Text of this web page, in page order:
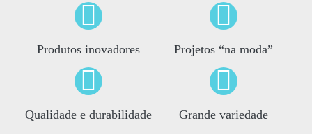
Produtos inovadores Projetos “na moda”
Qualidade e durabilidade Grande variedade